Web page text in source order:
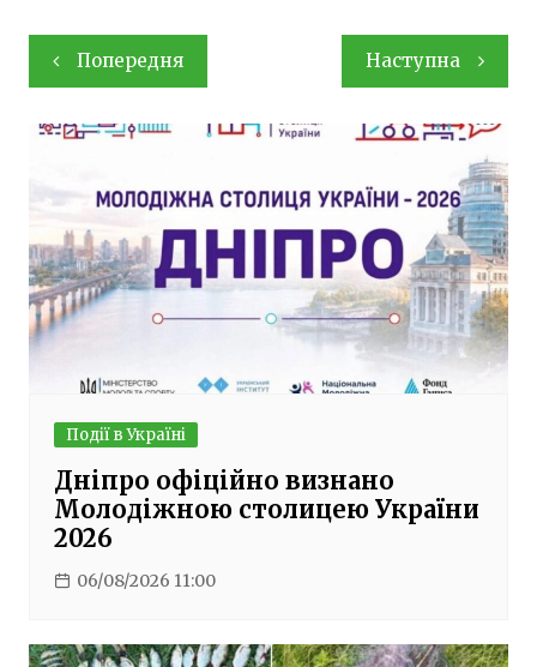
Навігація
записів
Попередня Наступна
Події в Україні
Дніпро офіційно визнано
Молодіжною столицею України
2026
06/08/2026 11:00